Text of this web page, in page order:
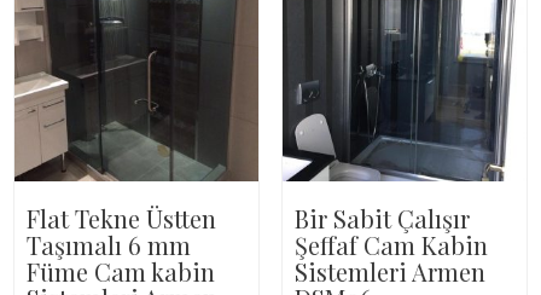
Flat Tekne Üstten
Taşımalı 6 mm
Füme Cam kabin
Bir Sabit Çalışır
Şeffaf Cam Kabin
Sistemleri Armen